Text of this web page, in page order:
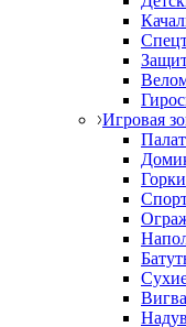
Игровая
Горки